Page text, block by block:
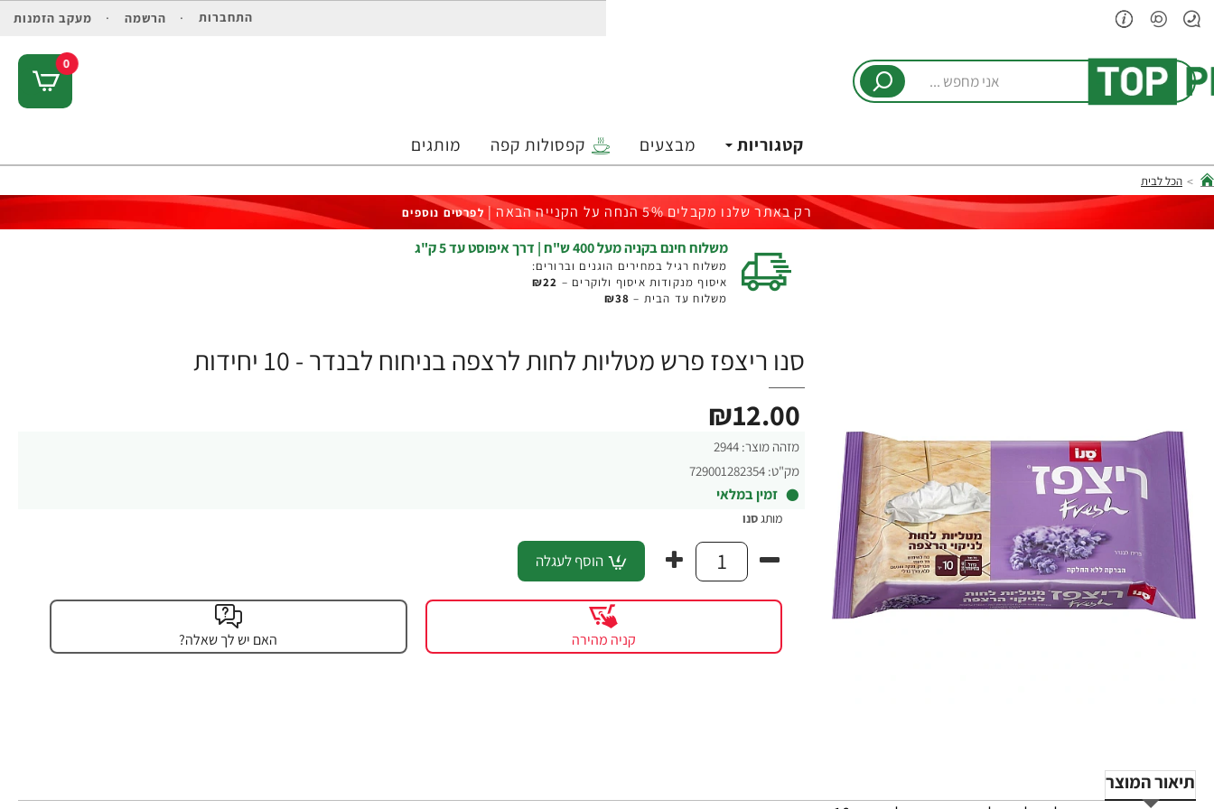
התחברות הרשמה מעקב הזמנות
מחפש
0
קטגוריות מבצעים קפסולות קפה מותגים
home
הכל לבית
רק באתר שלנו מקבלים 5% הנחה על הקנייה הבאה | לפרטים נוספים
משלוח חינם בקניה מעל 400 ש"ח | דרך איפוסט עד 5 ק"ג
משלוח רגיל במחירים הוגנים וברורים:
איסוף מנקודות איסוף ולוקרים – ₪22
משלוח עד הבית – ₪38
סנו ריצפז פרש מטליות לחות לרצפה בניחוח לבנדר - 10 יחידות
מזהה מוצר: 2944
מק"ט: 729001282354
זמין במלאי
₪12.00
מותגסנו
הוסף לעגלה
קניה מהירה האם יש לך שאלה?
תיאור המוצר